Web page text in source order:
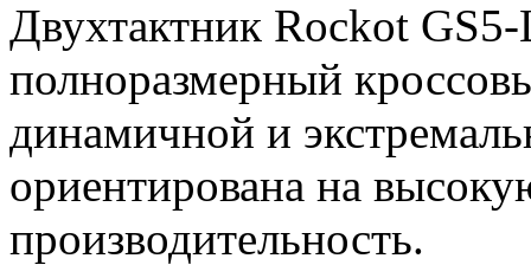
Двухтактник Rockot
полноразмерный
динамичной и
ориентирована на
производительность.